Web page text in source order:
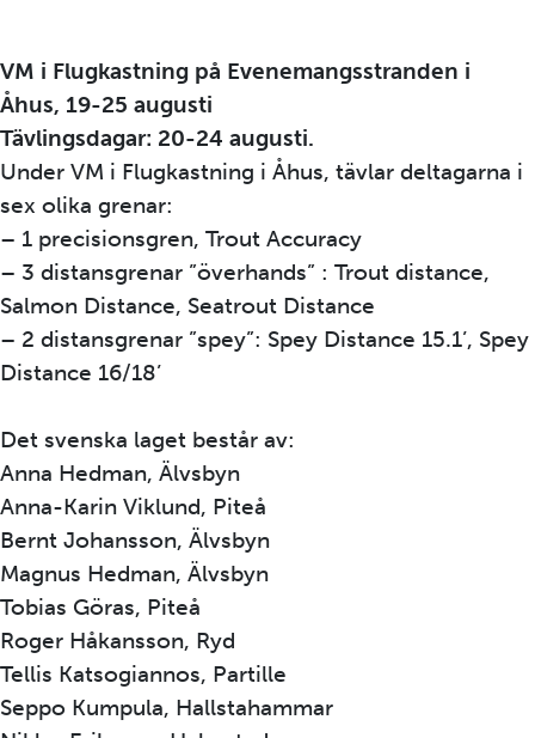
VM i Flugkastning på Evenemangsstranden i
Åhus, 19-25 augusti
Tävlingsdagar: 20-24 augusti.
Under VM i Flugkastning i Åhus, tävlar deltagarna i
sex olika grenar:
– 1 precisionsgren, Trout Accuracy
– 3 distansgrenar ”överhands” : Trout distance,
Salmon Distance, Seatrout Distance
– 2 distansgrenar ”spey”: Spey Distance 15.1’, Spey
Distance 16/18’
Det svenska laget består av:
Anna Hedman, Älvsbyn
Anna-Karin Viklund, Piteå
Bernt Johansson, Älvsbyn
Magnus Hedman, Älvsbyn
Tobias Göras, Piteå
Roger Håkansson, Ryd
Tellis Katsogiannos, Partille
Seppo Kumpula, Hallstahammar